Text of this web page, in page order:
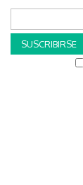
SUSCRIBIRSE